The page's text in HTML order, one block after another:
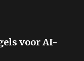
voor AI-